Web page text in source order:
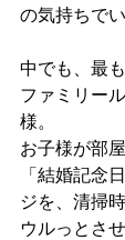
の気持ちで
中でも、最
ファミリー
様。
お子様が部
「結婚記念
ジを、清掃
ウルっとさ